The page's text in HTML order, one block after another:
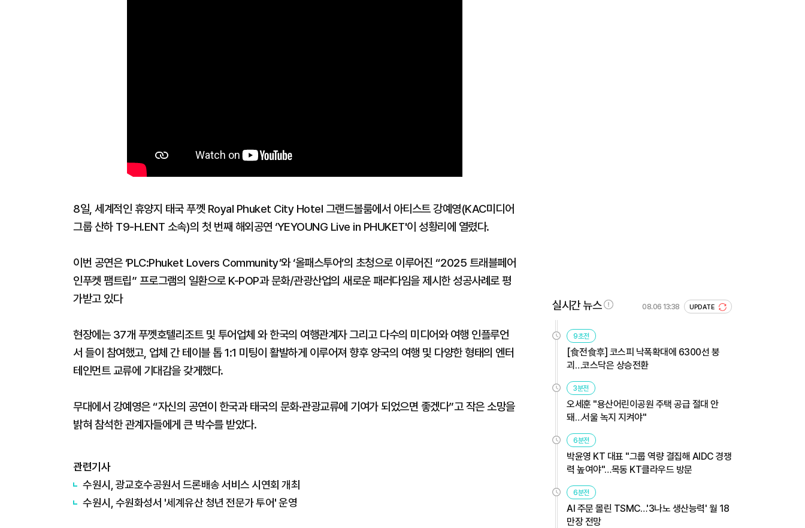
8일, 세계적인 휴양지 태국 푸껫 Royal Phuket City Hotel 그랜드볼룸에서 아티스트 강예영(KAC미디어
그룹 산하 T9-H.ENT 소속)의 첫 번째 해외공연 ‘YEYOUNG Live in PHUKET'이 성황리에 열렸다.
이번 공연은 ‘PLC:Phuket Lovers Community’와 ‘올패스투어’의 초청으로 이루어진 “2025 트래블페어
인푸켓 팸트립” 프로그램의 일환으로 K-POP과 문화/관광산업의 새로운 패러다임을 제시한 성공사례로 평
가받고 있다
현장에는 37개 푸껫호텔리조트 및 투어업체 와 한국의 여행관계자 그리고 다수의 미디어와 여행 인플루언
서 들이 참여했고, 업체 간 테이블 톱 1:1 미팅이 활발하게 이루어져 향후 양국의 여행 및 다양한 형태의 엔터
테인먼트 교류에 기대감을 갖게했다.
무대에서 강예영은 “자신의 공연이 한국과 태국의 문화·관광교류에 기여가 되었으면 좋겠다”고 작은 소망을
밝혀 참석한 관계자들에게 큰 박수를 받았다.
관련기사
수원시, 광교호수공원서 드론배송 서비스 시연회 개최
수원시, 수원화성서 '세계유산 청년 전문가 투어' 운영
실시간 뉴스 08.06 13:38 UPDATE
9초전
[食전食후] 코스피 낙폭확대에 6300선 붕
괴…코스닥은 상승전환
3분전
오세훈 "용산어린이공원 주택 공급 절대 안
돼…서울 녹지 지켜야"
6분전
박윤영 KT 대표 "그룹 역량 결집해 AIDC 경쟁
력 높여야"…목동 KT클라우드 방문
6분전
AI 주문 몰린 TSMC…'3나노 생산능력' 월 18
만장 전망